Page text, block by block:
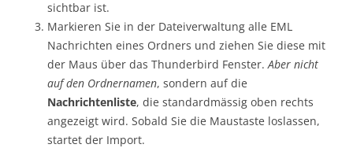
sichtbar ist.
Markieren Sie in der Dateiverwaltung alle EML
Nachrichten eines Ordners und ziehen Sie diese mit
der Maus über das Thunderbird Fenster.Aber nicht
auf den Ordnernamen, sondern auf die
Nachrichtenliste, die standardmässig oben rechts
angezeigt wird. Sobald Sie die Maustaste loslassen,
startet der Import.